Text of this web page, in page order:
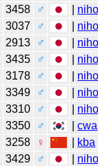
3458 ♂
3037 ♂
2913 ♂
3435 ♂
3178 ♂
3349 ♂
3310 ♂
3350 ♂ |cwa
3258 ♀ kba
3429 ♂